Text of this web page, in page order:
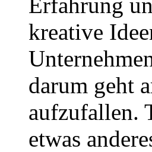
kreative
darum geht
aufzufallen.
etwas